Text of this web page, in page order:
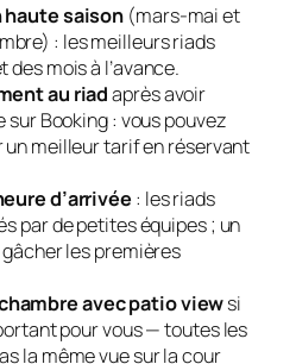
haute saison (mars-mai et
: les meilleurs riads
mois à l’avance.
au riadaprès avoir
Booking : vous pouvez
un meilleur tarif en réservant
d’arrivée : les riads
par de petites équipes ; un
les premières
avec patio viewsi
pour vous — toutes les
la même vue sur la cour